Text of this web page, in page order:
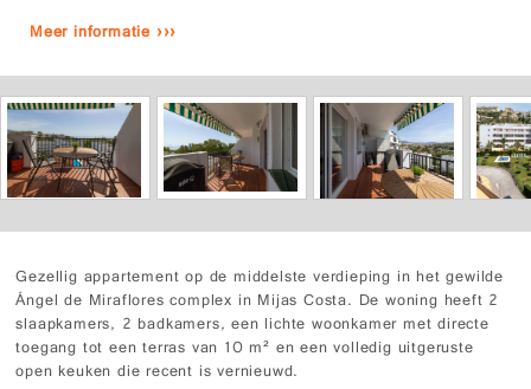
Meer informatie ›››
Gezellig appartement op de middelste verdieping in het gewilde
Ángel de Miraflores complex in Mijas Costa. De woning heeft 2
slaapkamers, 2 badkamers, een lichte woonkamer met directe
toegang tot een terras van 10 m² en een volledig uitgeruste
open keuken die recent is vernieuwd.